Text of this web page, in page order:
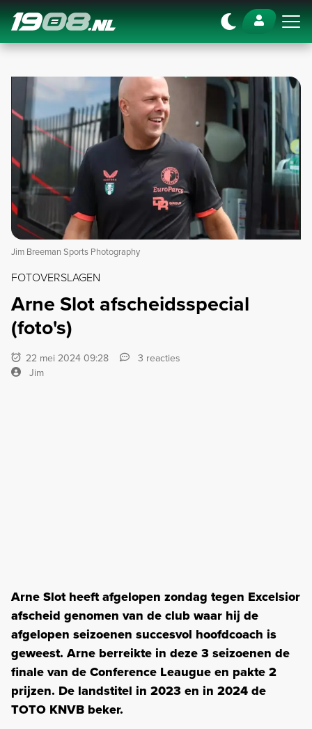
Navigation
Jim Breeman Sports Photography
FOTOVERSLAGEN
Arne Slot afscheidsspecial
(foto's)
22 mei 2024 09:28
3 reacties
Jim
Arne Slot heeft afgelopen zondag tegen Excelsior
afscheid genomen van de club waar hij de
afgelopen seizoenen succesvol hoofdcoach is
geweest. Arne berreikte in deze 3 seizoenen de
finale van de Conference Leaugue en pakte 2
prijzen. De landstitel in 2023 en in 2024 de
TOTO KNVB beker.